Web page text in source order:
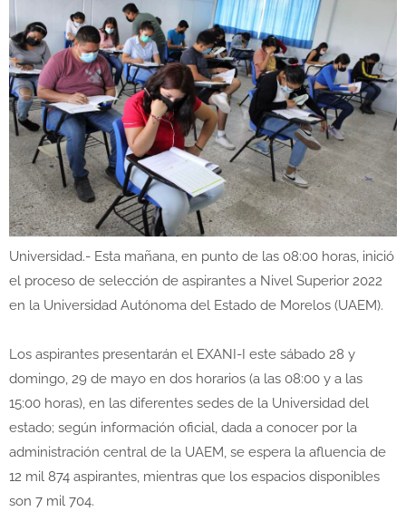
Universidad.- Esta mañana, en punto de las 08:00 horas, inició
el proceso de selección de aspirantes a Nivel Superior 2022
en la Universidad Autónoma del Estado de Morelos (UAEM).
Los aspirantes presentarán el EXANI-I este sábado 28 y
domingo, 29 de mayo en dos horarios (a las 08:00 y a las
15:00 horas), en las diferentes sedes de la Universidad del
estado; según información oficial, dada a conocer por la
administración central de la UAEM, se espera la afluencia de
12 mil 874 aspirantes, mientras que los espacios disponibles
son 7 mil 704.